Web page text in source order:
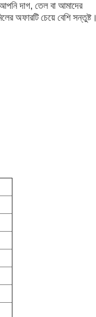
দাগ, তেল বা আমাদের
অফারটি চেয়ে বেশি সন্তুষ্ট।